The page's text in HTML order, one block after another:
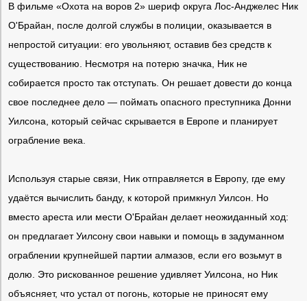
В фильме «Охота на воров 2» шериф округа Лос-Анджелес Ник
О'Брайан, после долгой службы в полиции, оказывается в
непростой ситуации: его увольняют, оставив без средств к
существованию. Несмотря на потерю значка, Ник не
собирается просто так отступать. Он решает довести до конца
свое последнее дело — поймать опасного преступника Донни
Уилсона, который сейчас скрывается в Европе и планирует
ограбление века.
Используя старые связи, Ник отправляется в Европу, где ему
удаётся вычислить банду, к которой примкнул Уилсон. Но
вместо ареста или мести О'Брайан делает неожиданный ход:
он предлагает Уилсону свои навыки и помощь в задуманном
ограблении крупнейшей партии алмазов, если его возьмут в
долю. Это рискованное решение удивляет Уилсона, но Ник
объясняет, что устал от погонь, которые не приносят ему